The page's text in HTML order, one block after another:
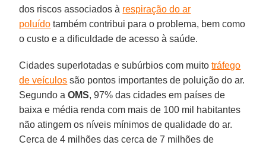
dos riscos associados à respiração do ar
poluído também contribui para o problema, bem como
o custo e a dificuldade de acesso à saúde.
Cidades superlotadas e subúrbios com muitotráfego
de veículos são pontos importantes de poluição do ar.
Segundo aOMS, 97% das cidades em países de
baixa e média renda com mais de 100 mil habitantes
não atingem os níveis mínimos de qualidade do ar.
Cerca de 4 milhões das cerca de 7 milhões de